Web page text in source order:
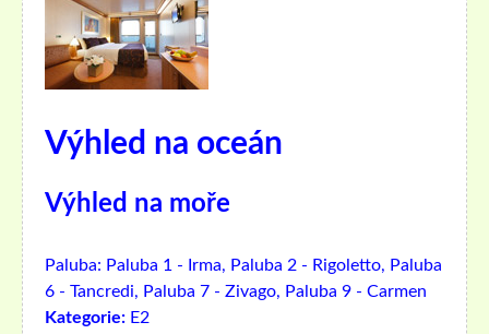
Výhled na oceán
Výhled na moře
Paluba: Paluba 1 - Irma, Paluba 2 - Rigoletto, Paluba
6 - Tancredi, Paluba 7 - Zivago, Paluba 9 - Carmen
Kategorie: E2